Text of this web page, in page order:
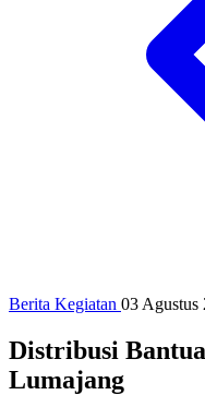
Berita Kegiatan 03 Agustus
Distribusi
Lumajang